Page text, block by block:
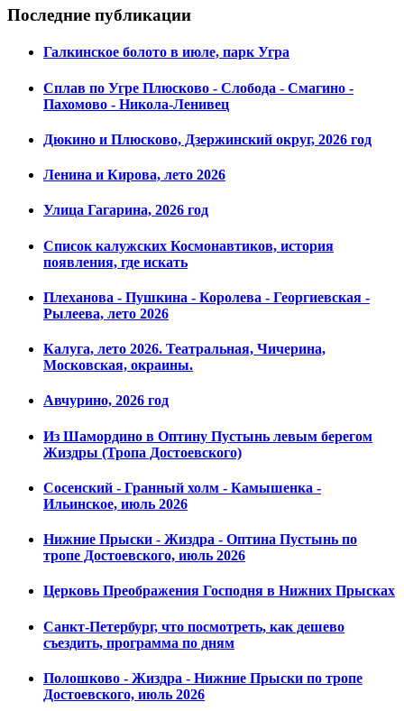
Последние публикации
Галкинское болото в июле, парк Угра
Сплав по Угре Плюсково - Слобода - Смагино -
Пахомово - Никола-Ленивец
Дюкино и Плюсково, Дзержинский округ, 2026 год
Ленина и Кирова, лето 2026
Улица Гагарина, 2026 год
Список калужских Космонавтиков, история
появления, где искать
Плеханова - Пушкина - Королева - Георгиевская -
Рылеева, лето 2026
Калуга, лето 2026. Театральная, Чичерина,
Московская, окраины.
Авчурино, 2026 год
Из Шамордино в Оптину Пустынь левым берегом
Жиздры (Тропа Достоевского)
Сосенский - Гранный холм - Камышенка -
Ильинское, июль 2026
Нижние Прыски - Жиздра - Оптина Пустынь по
тропе Достоевского, июль 2026
Церковь Преображения Господня в Нижних Прысках
Санкт-Петербург, что посмотреть, как дешево
съездить, программа по дням
Полошково - Жиздра - Нижние Прыски по тропе
Достоевского, июль 2026